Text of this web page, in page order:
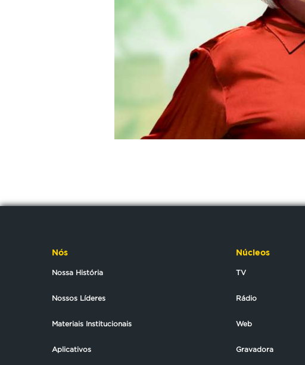
Nós
Nossa História
Nossos Líderes
Materiais Institucionais
Aplicativos
Núcleos
TV
Rádio
Web
Gravadora